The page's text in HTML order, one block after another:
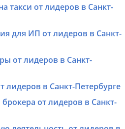
такси от лидеров в Санкт-
для ИП от лидеров в Санкт-
от лидеров в Санкт-
лидеров в Санкт-Петербурге
от лидеров в Санкт-